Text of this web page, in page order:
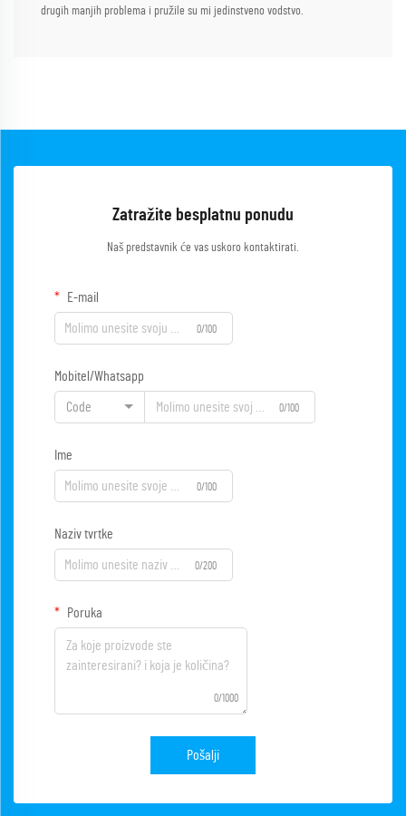
drugih manjih problema i pružile su mi jedinstveno vodstvo.
Zatražite besplatnu ponudu
Naš predstavnik će vas uskoro kontaktirati.
E-mail
0/100
Mobitel/Whatsapp
Code 0/100
Ime
0/100
Naziv tvrtke
0/200
Poruka
0/1000
Pošalji